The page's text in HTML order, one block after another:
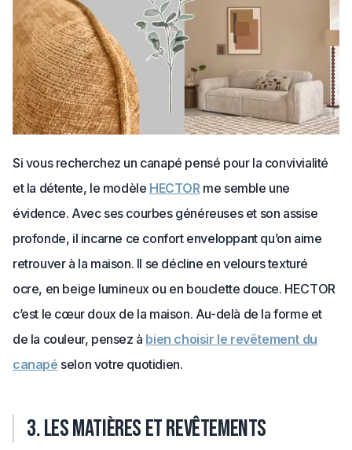
Si vous recherchez un canapé pensé pour la convivialité
et la détente, le modèle HECTORme semble une
évidence. Avec ses courbes généreuses et son assise
profonde, il incarne ce confort enveloppant qu’on aime
retrouver à la maison. Il se décline en velours texturé
ocre, en beige lumineux ou en bouclette douce. HECTOR
c’est le cœur doux de la maison. Au-delà de la forme et
de la couleur, pensez à bien choisir le revêtement du
canapé selon votre quotidien.
3. Les matières et revêtements